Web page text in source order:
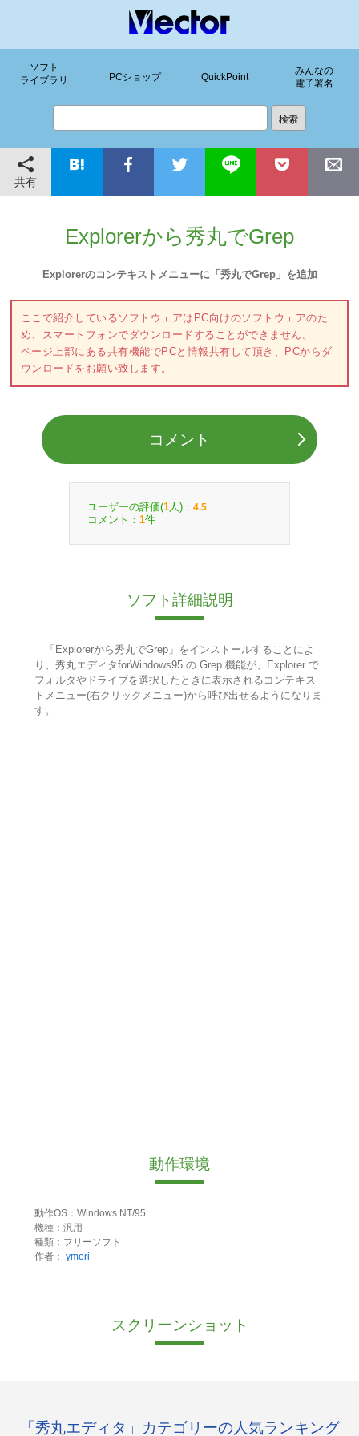
ソフト
ライブラリ
PCショップ QuickPoint
みんなの
電子署名
共有
Explorerから秀丸でGrep
Explorerのコンテキストメニューに「秀丸でGrep」を追加
ここで紹介しているソフトウェアはPC向けのソフトウェアのた
め、スマートフォンでダウンロードすることができません。
ページ上部にある共有機能でPCと情報共有して頂き、PCからダ
ウンロードをお願い致します。
コメント
ユーザーの評価(1 人)： 4.5
コメント： 1件
ソフト詳細説明
「Explorerから秀丸でGrep」をインストールすることによ
り、秀丸エディタforWindows95 の Grep 機能が、Explorer で
フォルダやドライブを選択したときに表示されるコンテキス
トメニュー(右クリックメニュー)から呼び出せるようになりま
す。
動作環境
動作OS：Windows NT/95
機種：汎用
種類：フリーソフト
作者： ymori
スクリーンショット
「秀丸エディタ」カテゴリーの人気ランキング